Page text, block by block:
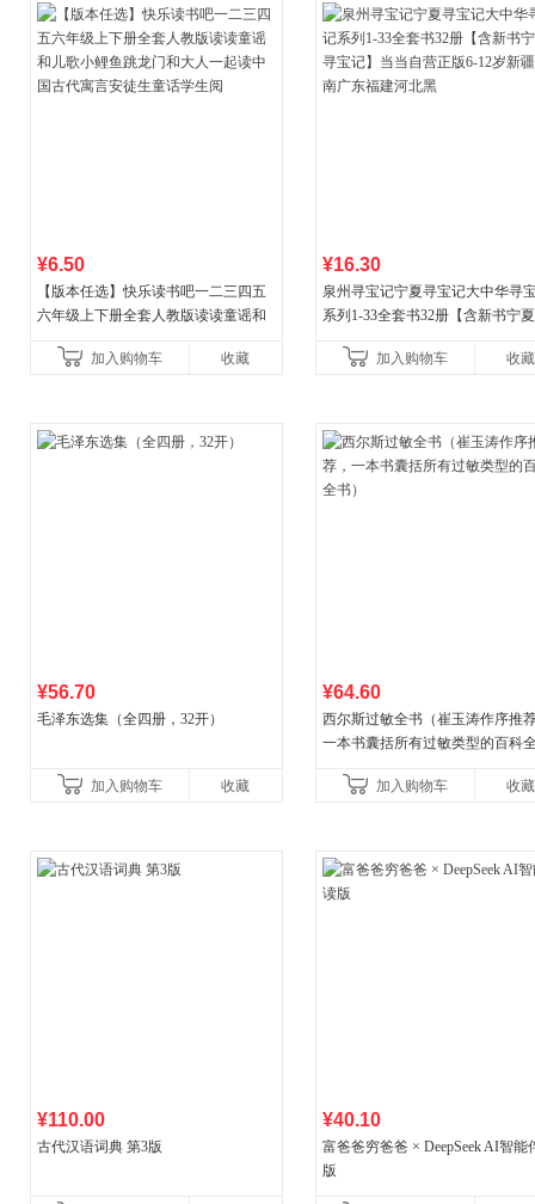
¥6.50
【版本任选】快乐读书吧一二三四五
六年级上下册全套人教版读读童谣和
古代寓言安徒生童话学生阅
加入购物车 收藏
¥16.30
泉州寻宝记宁夏寻宝记大中华寻
系列1-33全套书32册【含新书宁
广东福建河北黑
加入购物车 收藏
¥56.70
毛泽东选集（全四册，32开）
加入购物车 收藏
¥64.60
西尔斯过敏全书（崔玉涛作序推
一本书囊括所有过敏类型的百科
加入购物车
收藏
¥110.00
古代汉语词典 第3版
¥40.10
富爸爸穷爸爸 × DeepSeek AI智能
版